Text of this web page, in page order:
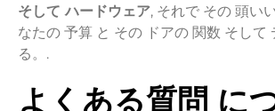
そしてハードウェア, それで その 頭い
なたの 予算 と その ドアの 関数 そして
る。.
よくある質問 に